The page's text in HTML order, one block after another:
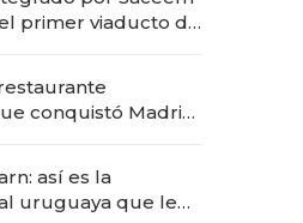
primer viaducto de
conquistó Madrid:
prepara apertura
así es la
uruguaya que le